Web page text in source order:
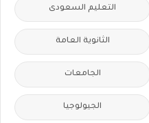
التعليم السعودى
الثانوية العامة
الجامعات
الجيولوجيا